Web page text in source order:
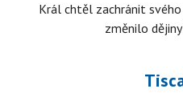
Král chtěl zachránit svého
změnilo